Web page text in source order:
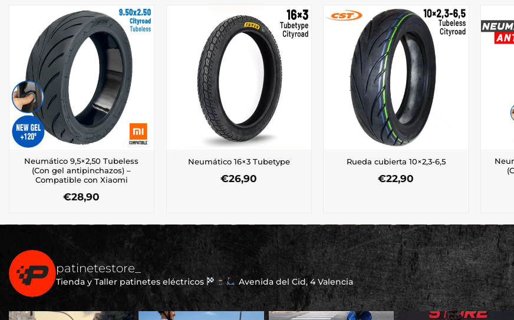
Neumático 9,5×2,50 Tubeless
(Con gel antipinchazos) –
Compatible con Xiaomi
€28,90
Neumático 16×3 Tubetype
€26,90
Rueda cubierta 10×2,3-6,5
€22,90
patinetestore_
Tienda y Taller patinetes eléctricos Avenida del Cid, 4 Valencia